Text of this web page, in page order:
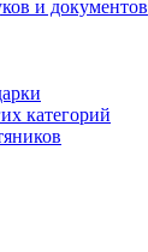
и документов
категорий